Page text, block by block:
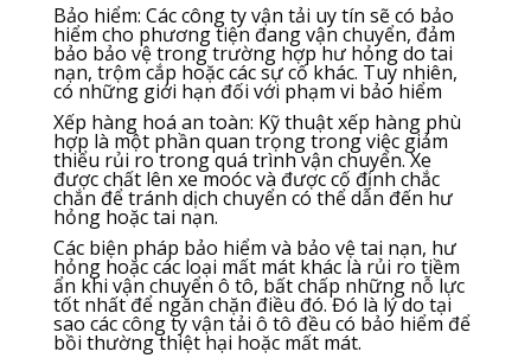
Bảo hiểm: Các công ty vận tải uy tín sẽ có bảo
hiểm cho phương tiện đang vận chuyển, đảm
bảo bảo vệ trong trường hợp hư hỏng do tai
nạn, trộm cắp hoặc các sự cố khác. Tuy nhiên,
có những giới hạn đối với phạm vi bảo hiểm
Xếp hàng hoá an toàn: Kỹ thuật xếp hàng phù
hợp là một phần quan trọng trong việc giảm
thiểu rủi ro trong quá trình vận chuyển. Xe
được chất lên xe moóc và được cố định chắc
chắn để tránh dịch chuyển có thể dẫn đến hư
hỏng hoặc tai nạn.
Các biện pháp bảo hiểm và bảo vệ tai nạn, hư
hỏng hoặc các loại mất mát khác là rủi ro tiềm
ẩn khi vận chuyển ô tô, bất chấp những nỗ lực
tốt nhất để ngăn chặn điều đó. Đó là lý do tại
sao các công ty vận tải ô tô đều có bảo hiểm để
bồi thường thiệt hại hoặc mất mát.